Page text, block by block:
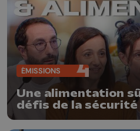
ÉMISSIONS
Une alimentation
défis de la